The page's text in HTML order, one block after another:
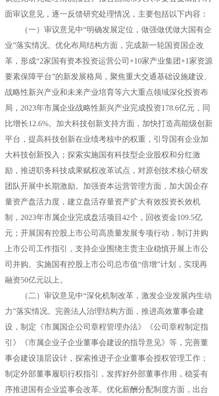
面审议意见，逐一反馈研究处理情况，主要包括以下内容：
（一）审议意见中“明确发展定位，做强做优做大国有企
业”落实情况。优化布局结构方面，完成新一轮国资国企改
革，形成“2家国有资本投资运营公司+10家产业集团+1家资源
要素保障平台”的新发展格局，聚焦重大交通基础设施建设、
战略性新兴产业和未来产业培育等六大重点领域深化投资布
局，2023年市属企业战略性新兴产业完成投资178.6亿元，同
比增长12.6%。加大科技创新支持方面，加快打造高能级创新
平台，提高科技创新在业绩考核中的权重，引导国有企业加
大科技创新投入；探索实施国有科技型企业股权和分红激
励，推进职务科技成果赋权改革试点，对原创技术核心研发
团队开展中长期激励。加强资本运营管理方面，加大国企存
量资产盘活力度，建立盘活存量资产扩大有效投资长效机
制，2023年市属企业完成盘活项目42个，回收资金109.5亿
元；开展国有控股上市公司高质量发展专项行动，制订并购
上市公司工作指引，支持企业围绕主责主业稳慎开展上市公
司并购。实施国有控股上市公司总市值“倍增”计划，实现再
融资50亿元以上。
（二）审议意见中“深化机制改革，激发企业发展内生动
力”落实情况。完善法人治理结构方面，推进高效董事会建
设，制定《市属国企公司章程管理办法》《公司章程制定指
引》《市属企业子企业董事会建设的指导意见》等，完善董
事会建设顶层设计，探索推进子企业董事会授权管理工作；
制定外部董事履职行权指引，发挥好外部董事作用，稳妥有
序推进国有企业监事会改革。优化薪酬分配制度方面，出台